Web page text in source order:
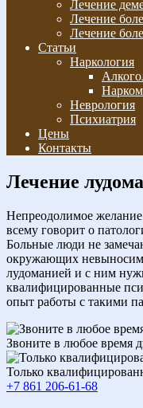
Лечение
Лечение
Лечение
Статьи
Наркология
Неврология
Психиатрия
Цены
Контакты
Лечение
Непреодолимое
всему говорит о
Больные люди не
окружающих
лудоманией и с ним
квалифицированные
опыт работы с такими
Звоните в любое время
Только
+7 861 206-61-68